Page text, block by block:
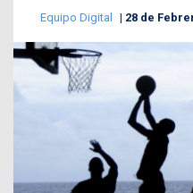
Equipo Digital 28 de